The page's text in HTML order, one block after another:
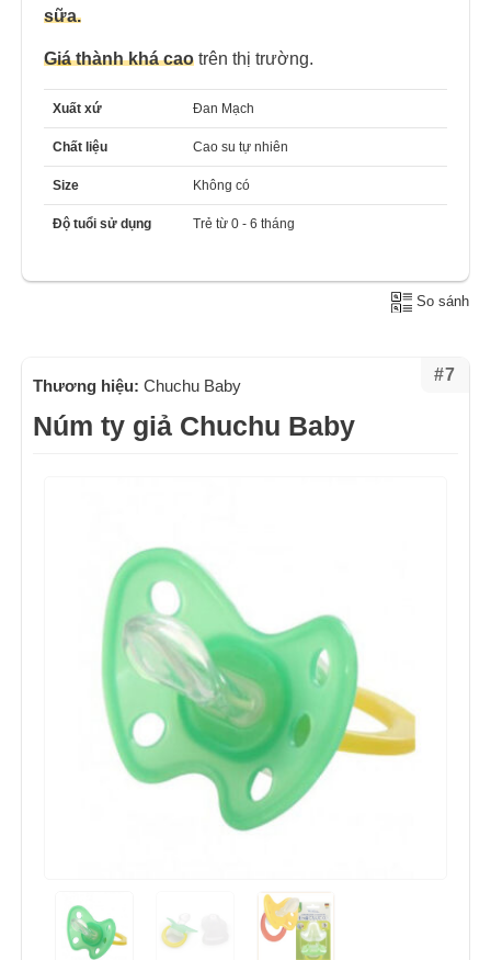
sữa.
Giáthành khá cao trên thị trường.
Xuất xứ Đan Mạch
Chất liệu Cao su tự nhiên
Size Không có
Độ tuổi sử dụng Trẻ từ 0 - 6 tháng
So sánh
#7
Thương hiệu: Chuchu Baby
Núm ty giả Chuchu Baby